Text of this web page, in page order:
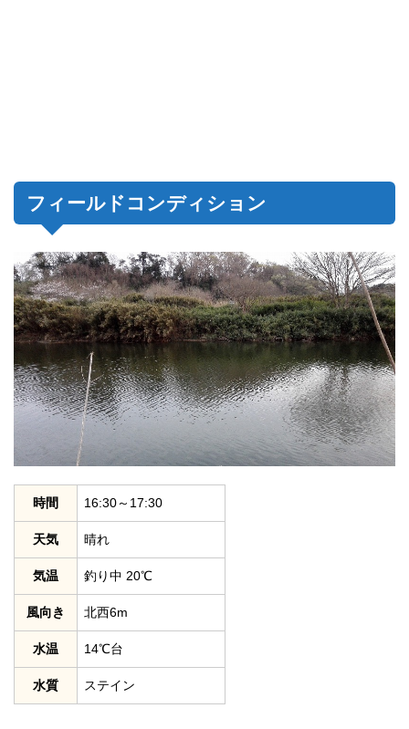
フィールドコンディション
時間 16:30～17:30
天気 晴れ
気温 釣り中 20℃
風向き 北西6m
水温 14℃台
水質 ステイン